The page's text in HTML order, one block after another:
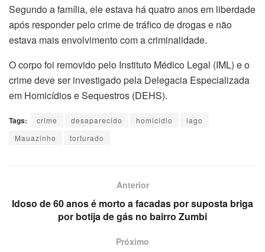
Segundo a família, ele estava há quatro anos em liberdade
após responder pelo crime de tráfico de drogas e não
estava mais envolvimento com a criminalidade.
O corpo foi removido pelo Instituto Médico Legal (IML) e o
crime deve ser investigado pela Delegacia Especializada
em Homicídios e Sequestros (DEHS).
Tags: crime desaparecido homicidio
lago
Mauazinho
torturado
Anterior
Idoso de 60 anos é morto a facadas por suposta briga
por botija de gás no bairro Zumbi
Próximo